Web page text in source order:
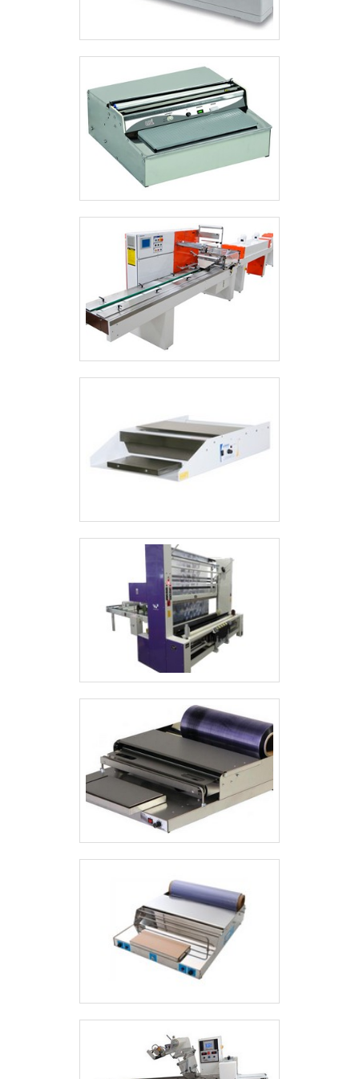
EXTREMAMENTE RESISTENTEAlém
disso, vale ressaltar que a celofanadeira
para filme bopp é um equipamento
muito resistente e que raramente
apresentará necessidade de
manutenção. Sendo assim, o cliente não
precisará gastar recursos financeiros
adquirindo outro produto precocemente
tampouco com consertos.A Prestomaq
foi fundada em 1972 e, desde então, com
seus serviços realizados com seriedade e
transparência, conquista cada vez mais
clientes. Entre em contato agora mesmo
com a Prestomaq e conheça os
diferentes tipos de celofanadeiras que a
empresa coloca à disposição de todos os
seus clientes. .